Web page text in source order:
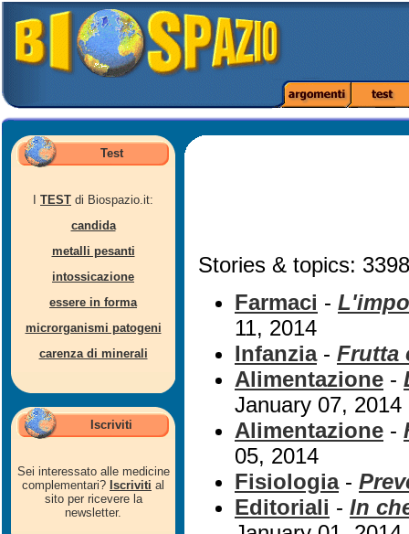
Test
TEST di Biospazio.it:
candida
metalli pesanti
intossicazione
essere in forma
microrganismi patogeni
carenza di minerali
Iscriviti
Sei interessato alle medicine
complementari? Iscriviti al
sito per ricevere la
newsletter.
Stories & topics:
Farmaci -
11, 2014
Infanzia- Frutta
Alimentazione -
January 07, 2014
Alimentazione -
05, 2014
Fisiologia-
Editoriali - In